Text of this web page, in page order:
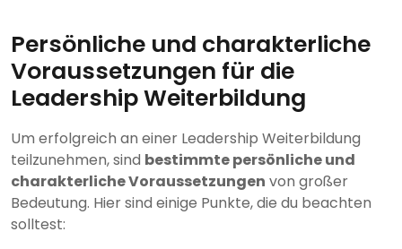
Persönliche und charakterliche
Voraussetzungen für die
Leadership Weiterbildung
Um erfolgreich an einer Leadership Weiterbildung
teilzunehmen, sind bestimmte persönliche und
charakterliche Voraussetzungen von großer
Bedeutung. Hier sind einige Punkte, die du beachten
solltest: